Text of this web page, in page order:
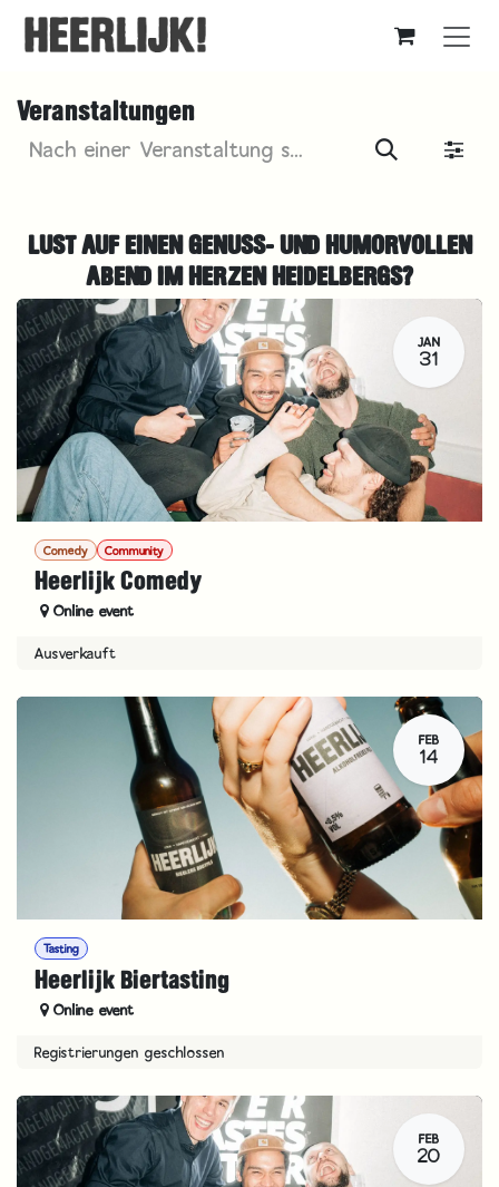
Zum Inhalt springen
Veranstaltungen
LUST AUF EINEN GENUSS- UND HUMORVOLLEN
ABEND IM HERZEN HEIDELBERGS?
JAN
31
Comedy Community
Heerlijk Comedy
Online event
Ausverkauft
FEB
14
Tasting
Heerlijk Biertasting
Online event
Registrierungen geschlossen
FEB
20